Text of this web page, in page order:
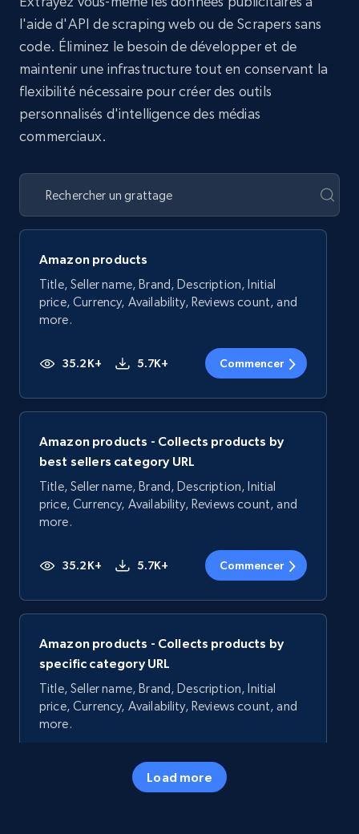
l'aide d'API de scraping web ou de Scrapers sans
code. Éliminez le besoin de développer et de
maintenir une infrastructure tout en conservant la
flexibilité nécessaire pour créer des outils
personnalisés d'intelligence des médias
commerciaux.
Amazon products
Title, Seller name, Brand, Description, Initial
price, Currency, Availability, Reviews count, and
more.
35.2K+ 5.7K+ Commencer
Amazon products - Collects products by
best sellers category URL
Title, Seller name, Brand, Description, Initial
price, Currency, Availability, Reviews count, and
more.
35.2K+ 5.7K+ Commencer
Amazon products - Collects products by
specific category URL
Title, Seller name, Brand, Description, Initial
price, Currency, Availability, Reviews count, and
more.
5.7K+ Commencer
Load more